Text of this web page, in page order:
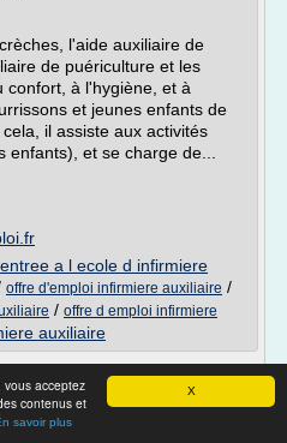
X
vous acceptez
contenus et
savoir plus
l'aide auxiliaire de
de puériculture et les
confort, à l'hygiène, et à
et jeunes enfants de
il assiste aux activités
et se charge de...
a l ecole d infirmiere
offre d'emploi infirmiere auxiliaire /
/ offre d emploi infirmiere
auxiliaire
etudiant.gouv.fr